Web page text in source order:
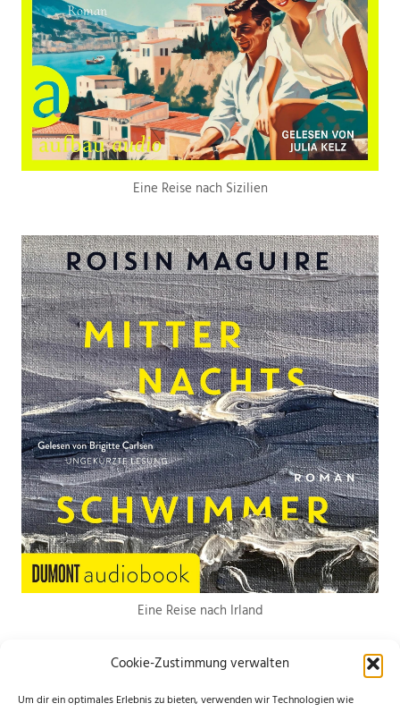
Cookie-Zustimmung verwalten
Um dir ein optimales Erlebnis zu bieten, verwenden wir Technologien wie
Eine Reise nach Sizilien
Eine Reise nach Irland